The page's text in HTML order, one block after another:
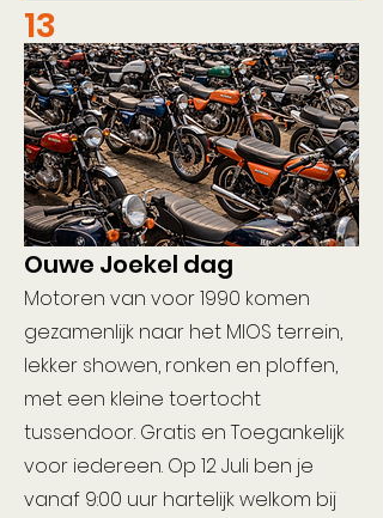
13
Ouwe Joekel dag
Motoren van voor 1990 komen
gezamenlijk naar het MIOS terrein,
lekker showen, ronken en ploffen,
met een kleine toertocht
tussendoor. Gratis en Toegankelijk
voor iedereen. Op 12 Juli ben je
vanaf 9:00 uur hartelijk welkom bij